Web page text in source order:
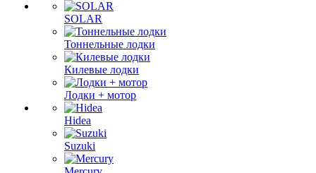
SOLAR
Тоннельные лодки
Килевые лодки
Лодки + мотор
Hidea
Suzuki